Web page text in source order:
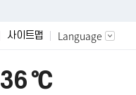
사이트맵 Language
36 ℃